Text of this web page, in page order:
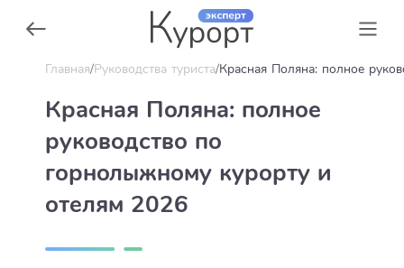
Главная Руководства туриста Красная Поляна: полное
Красная Поляна: полное
руководство по
горнолыжному курорту и
отелям 2026